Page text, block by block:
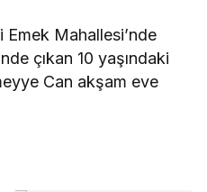
Mahallesi’nde
çıkan 10 yaşındaki
Can akşam eve